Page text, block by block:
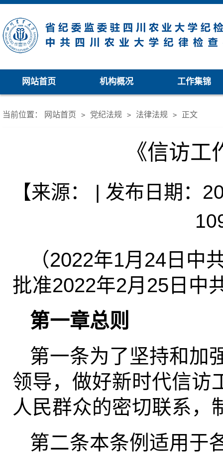
网站首页 机构概况 工作集锦
当前位置： 网站首页 > 党纪法规 > 法律法规 > 正文
《信访
【来源： | 发布日期：
（2022年1月24日中
批准2022年2月25日中
第一章总则
第一条为了坚持和加
领导，做好新时代信访
人民群众的密切联系，
第二条本条例适用于